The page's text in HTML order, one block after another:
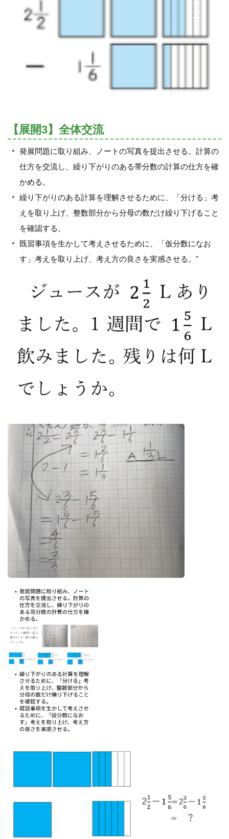
【展開3】全体交流
発展問題に取り組み、ノートの写真を提出させる。計算の
仕方を交流し、繰り下がりのある帯分数の計算の仕方を確
かめる。
繰り下がりのある計算を理解させるために、「分ける」考
えを取り上げ、整数部分から分母の数だけ繰り下げること
を確認する。
既習事項を生かして考えさせるために、「仮分数になお
す」考えを取り上げ、考え方の良さを実感させる。"